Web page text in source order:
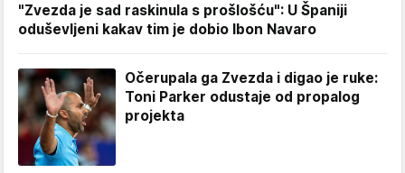
"Zvezda je sad raskinula s prošlošću": U Španiji
oduševljeni kakav tim je dobio Ibon Navaro
Očerupala ga Zvezda i digao je ruke:
Toni Parker odustaje od propalog
projekta